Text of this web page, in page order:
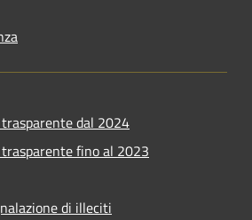
dal 2024
fino al 2023
di illeciti